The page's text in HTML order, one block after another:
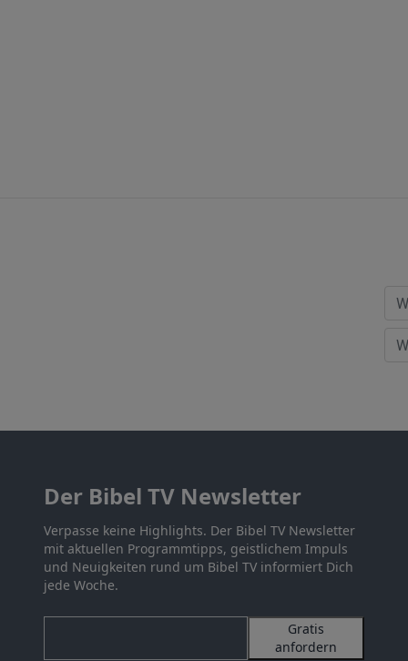
Der Bibel TV Newsletter
Verpasse keine Highlights. Der Bibel TV Newsletter
mit aktuellen Programmtipps, geistlichem Impuls
und Neuigkeiten rund um Bibel TV informiert Dich
jede Woche.
Gratis
anfordern